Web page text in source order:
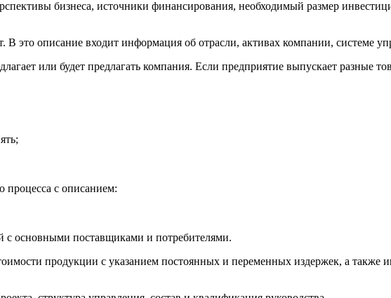
бизнеса, источники финансирования, необходимый размер
это описание входит информация об отрасли, активах компании, системе
или будет предлагать компания. Если предприятие выпускает разные
процесса с описанием:
с основными поставщиками и потребителями.
продукции с указанием постоянных и переменных издержек, а также